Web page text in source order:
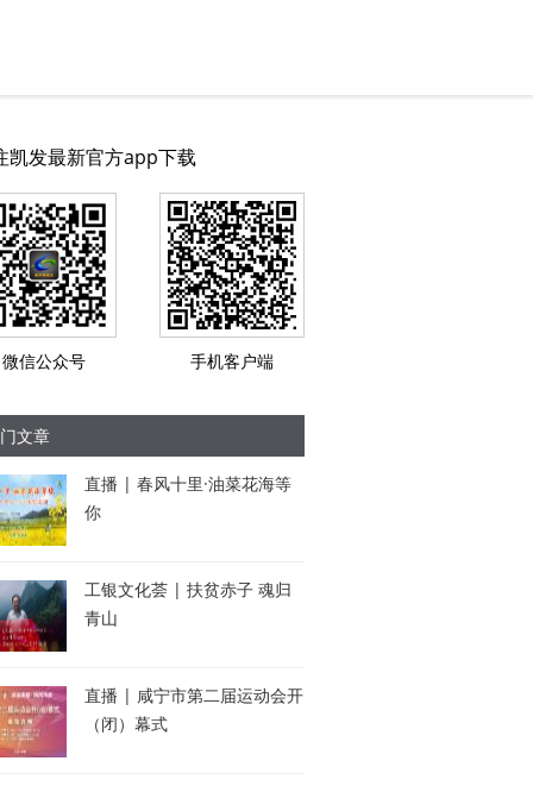
凯发最新官方app下载
微信公众号 手机客户端
文章
直播 | 春风十里·油菜花海等
你
工银文化荟 | 扶贫赤子 魂归
青山
直播 | 咸宁市第二届运动会开
（闭）幕式